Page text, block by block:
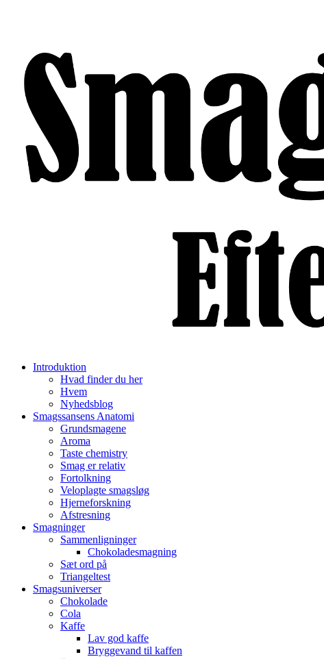
Introduktion
Hvad finder du her
Hvem
Nyhedsblog
Smagssansens Anatomi
Grundsmagene
Aroma
Taste chemistry
Smag er relativ
Fortolkning
Veloplagte smagsløg
Hjerneforskning
Afstresning
Smagninger
Sammenligninger
Chokoladesmagning
Sæt ord på
Triangeltest
Smagsuniverser
Chokolade
Cola
Kaffe
Lav god kaffe
Bryggevand til kaffen